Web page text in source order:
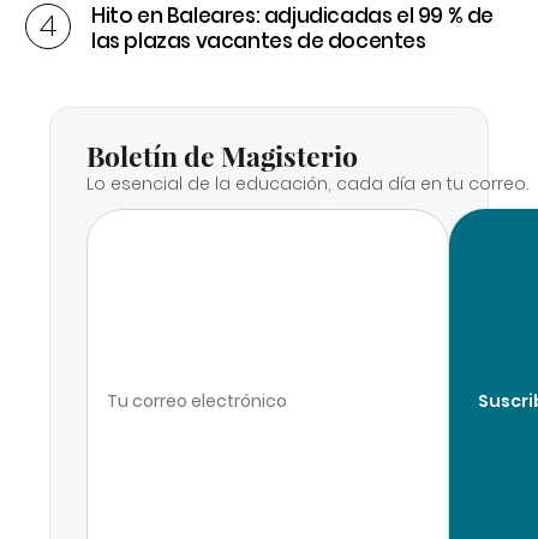
Hito en Baleares: adjudicadas el 99 % de
las plazas vacantes de docentes
Boletín de Magisterio
Lo esencial de la educación, cada día en tu correo.